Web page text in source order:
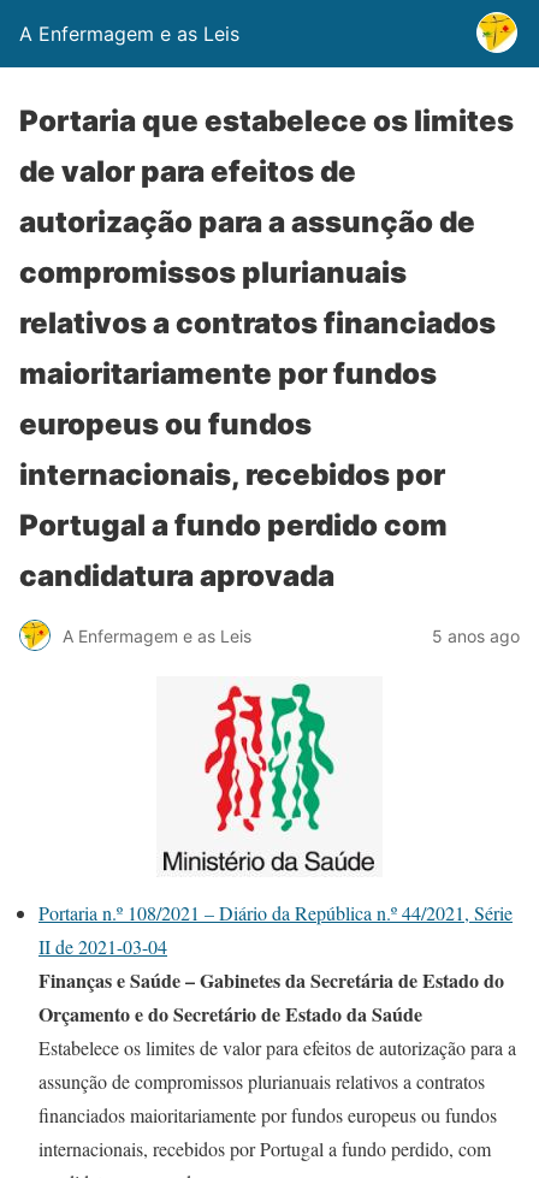
A Enfermagem e as Leis
Portaria que estabelece os limites
de valor para efeitos de
autorização para a assunção de
compromissos plurianuais
relativos a contratos financiados
maioritariamente por fundos
europeus ou fundos
internacionais, recebidos por
Portugal a fundo perdido com
candidatura aprovada
A Enfermagem e as Leis 5 anos ago
Portaria n.º 108/2021 – Diário da República n.º 44/2021, Série
II de 2021-03-04
Finanças e Saúde – Gabinetes da Secretária de Estado do
Orçamento e do Secretário de Estado da Saúde
Estabelece os limites de valor para efeitos de autorização para a
assunção de compromissos plurianuais relativos a contratos
financiados maioritariamente por fundos europeus ou fundos
internacionais, recebidos por Portugal a fundo perdido, com